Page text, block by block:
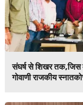
संघर्ष से शिखर तक,जिस
गोवाणी राजकीय